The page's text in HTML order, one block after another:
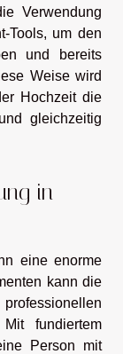
Verwendung
Tools, um den
und bereits
Weise wird
Hochzeit die
gleichzeitig
in
eine enorme
kann die
fundiertem
Person mit